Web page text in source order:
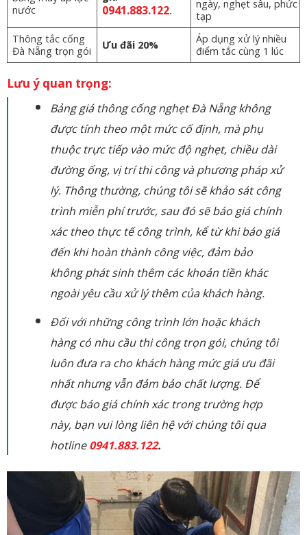
nước
0941.883.122.
ngày, nghẹt sâu, phức
tạp
Thông tắc cống
Đà Nẵng trọn gói
Ưu đãi 20%
Áp dụng xử lý nhiều
điểm tắc cùng 1 lúc
Lưu ý quan trọng:
Bảng giá thông cống nghẹt Đà Nẵng không
được tính theo một mức cố định, mà phụ
thuộc trực tiếp vào mức độ nghẹt, chiều dài
đường ống, vị trí thi công và phương pháp xử
lý. Thông thường, chúng tôi sẽ khảo sát công
trình miễn phí trước, sau đó sẽ báo giá chính
xác theo thực tế công trình, kể từ khi báo giá
đến khi hoàn thành công việc, đảm bảo
không phát sinh thêm các khoản tiền khác
ngoài yêu cầu xử lý thêm của khách hàng.
Đối với những công trình lớn hoặc khách
hàng có nhu cầu thi công trọn gói, chúng tôi
luôn đưa ra cho khách hàng mức giá ưu đãi
nhất nhưng vẫn đảm bảo chất lượng. Để
được báo giá chính xác trong trường hợp
này, bạn vui lòng liên hệ với chúng tôi qua
hotline0941.883.122.